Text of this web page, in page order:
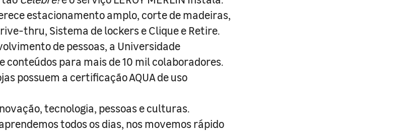
estacionamento amplo, corte de madeiras,
thru, Sistema de lockers e Clique e Retire.
de pessoas, a Universidade
conteúdos para mais de 10 mil colaboradores.
possuem a certificação AQUA de uso
tecnologia, pessoas e culturas.
todos os dias, nos movemos rápido